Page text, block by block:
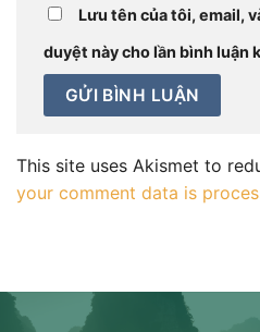
Lưu tên của tôi, email,
duyệt này cho lần bình luận
This site uses Akismet to
your comment data is